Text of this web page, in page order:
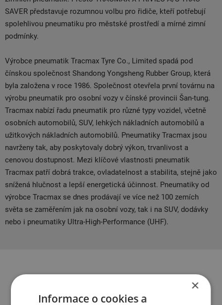
SAVER představuje rozumnou volbu pro řidiče, kteří potřebují
spolehlivou pneumatiku pro městské prostředí a mírné zimní
podmínky.
Výrobce pneumatik Tracmax Tyre Co., Limited spadá pod
čínskou společnost Shandong Yongsheng Rubber Group, která
byla založena v roce 1986. Společnost otevřela první továrnu na
výrobu pneumatik pro osobní vozy v čínské provincii Šan-tung.
Tracmax nabízí řadu pneumatik pro různé typy vozidel, včetně
osobních automobilů, SUV, lehkých nákladních automobilů a
užitkových nákladních automobilů. Pneumatiky Tracmax jsou
navrženy tak, aby poskytovaly dobrý výkon, trvanlivost a
cenovou dostupnost. Mezi klíčové vlastnosti pneumatik
Tracmax patří dobrá trakce, ovladatelnost a stabilita, stejně jako
snížená hlučnost a lepší energetická účinnost. Pneumatiky od
výrobce Tracmax se dnes prodávají ve více než 100 zemích
světa se zaměřením jak na osobní vozy, tak i na SUV, dodávky
nebo i pneumatiky Ultra-High-Performance (UHF).
×
Informace o cookies a